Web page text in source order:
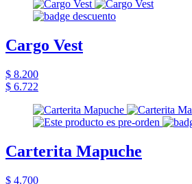
Cargo Vest
$ 8.200
$ 6.722
Carterita Mapuche
$ 4.700